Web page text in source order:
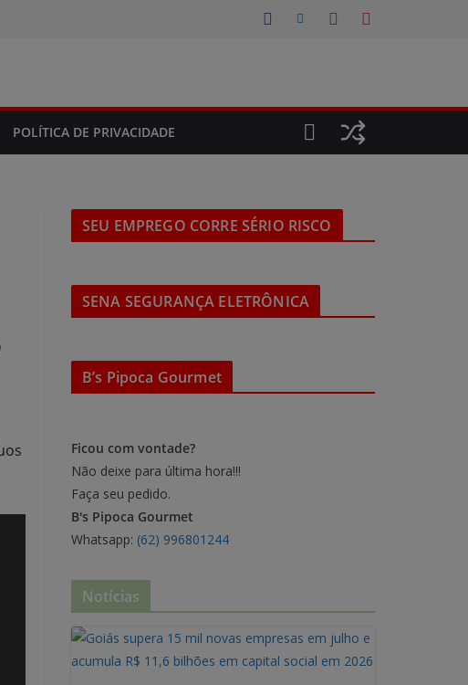
POLÍTICA DE PRIVACIDADE
SEU EMPREGO CORRE SÉRIO RISCO
SENA SEGURANÇA ELETRÔNICA
B’s Pipoca Gourmet
Ficou com vontade?
Não deixe para última hora!!!
Faça seu pedido.
B's Pipoca Gourmet
Whatsapp: (62) 996801244
Notícias